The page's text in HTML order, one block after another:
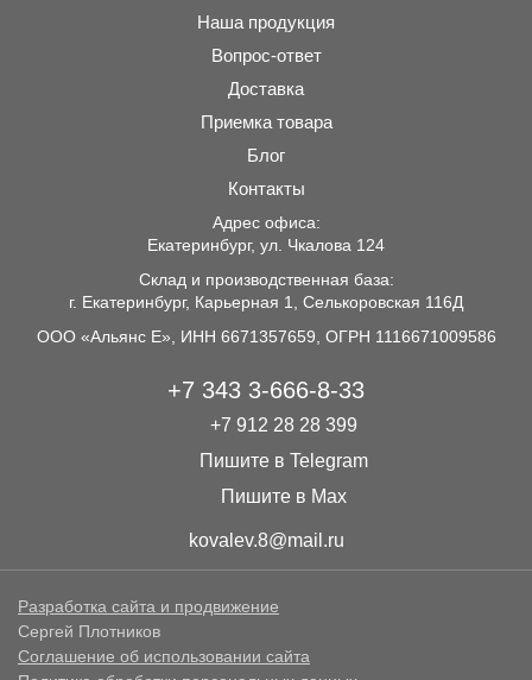
Наша продукция
Вопрос-ответ
Доставка
Приемка товара
Блог
Контакты
Адрес офиса:
Екатеринбург, ул. Чкалова 124
Склад и производственная база:
г. Екатеринбург, Карьерная 1, Селькоровская 116Д
ООО «Альянс Е», ИНН 6671357659, ОГРН 1116671009586
+7 343 3-666-8-33
+7 912 28 28 399
Пишите в Telegram
Пишите в Max
kovalev.8@mail.ru
Соглашение об использовании сайта
Разработка сайта и продвижение
Сергей Плотников